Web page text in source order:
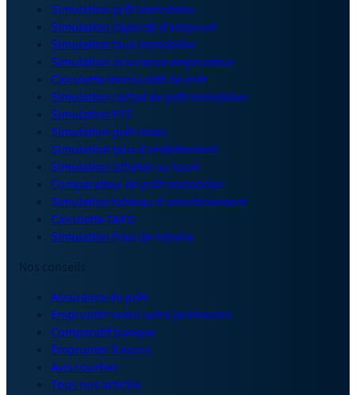
Simulation prêt immobilier
Simulation capacité d'emprunt
Simulation taux immobilier
Simulation assurance emprunteur
Calculette mensualité de prêt
Simulation rachat de prêt immobilier
Simulation PTZ
Simulation prêt relais
Simulation taux d'endettement
Simulation acheter ou louer
Comparateur de prêt immobilier
Simulation tableau d'amortissement
Calculette TAEG
Simulation frais de notaire
Assurance de prêt
Emprunter selon votre profession
Comparatif banque
Emprunter X euros
Avis courtier
Tous nos articles